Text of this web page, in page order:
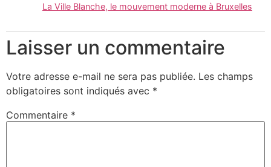
La Ville Blanche, le mouvement moderne à Bruxelles
Laisser un commentaire
Votre adresse e-mail ne sera pas publiée. Les champs
obligatoires sont indiqués avec *
Commentaire *